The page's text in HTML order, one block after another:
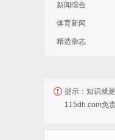
新闻综合
体育新闻
精选杂志
提示： 知识就
115dh.com免责